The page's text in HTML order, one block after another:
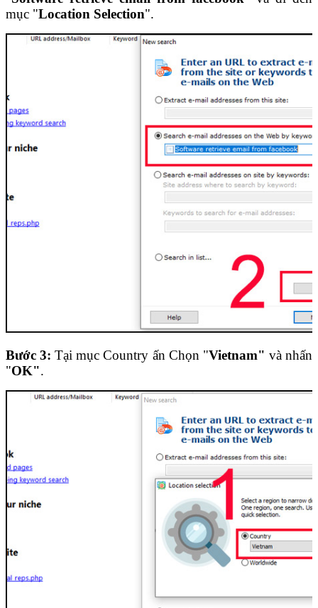
mục "Location Selection".
Bước 3:Tại mục Country ấn Chọn "Vietnam" và nhấn
"OK".